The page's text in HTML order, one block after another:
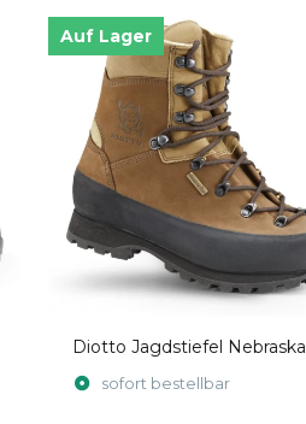
Auf Lager
Diotto Jagdstiefel Nebraska
sofort bestellbar